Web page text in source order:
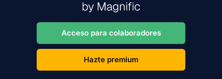
Acceso para colaboradores
Hazte premium